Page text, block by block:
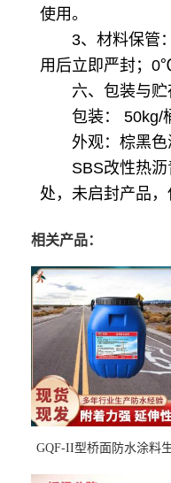
使用。
3、材料保管：
用后立即严封；
六、包装与贮
包装： 50kg/
外观：棕黑色
SBS改性热
处，未启封产品，
相关产品：
GQF-II型桥面防水涂料